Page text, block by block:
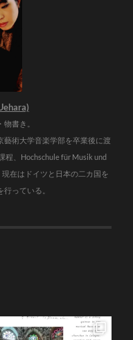
物書き。
藝術大学音楽学部を卒業後に渡
程、Hochschule für Musik und
在はドイツと日本の二カ国を
っている。